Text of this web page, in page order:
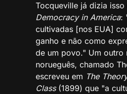
Tocqueville já dizia isso
Democracy in America:
cultivadas [nos EUA]
ganho e não como
de um povo." Um outro
norueguês, chamado
escreveu em The
Class(1899) que "a